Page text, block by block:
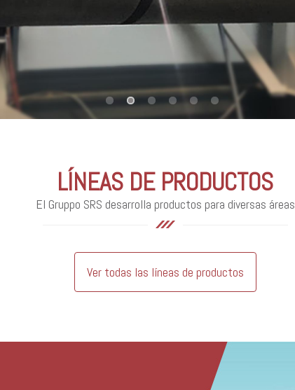
LÍNEAS DE PRODUCTOS
El Gruppo SRS desarrolla productos para diversas áreas
Ver todas las líneas de productos